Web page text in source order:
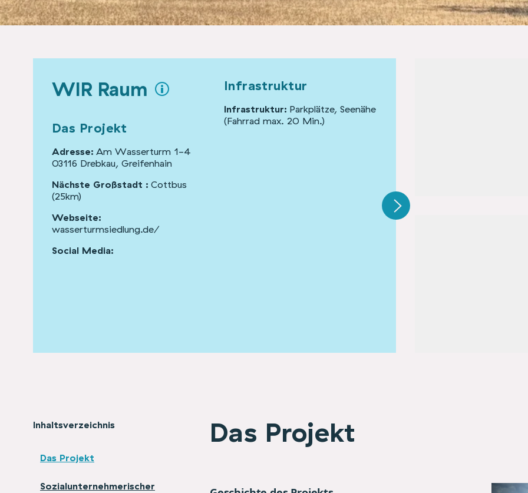
WIR Raum
Das Projekt
Adresse: Am Wasserturm 1-4
03116 Drebkau, Greifenhain
Nächste Großstadt : Cottbus
(25km)
Webseite:
wasserturmsiedlung.de/
Social Media:
Infrastruktur
Infrastruktur: Parkplätze, Seenähe
(Fahrrad max. 20 Min.)
Denkmalschutz:
Organisationsform:
Inhaltsverzeichnis
Das Projekt
Sozialunternehmerischer
Das Projekt